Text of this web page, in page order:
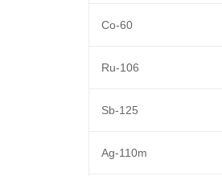
Co-60
Ru-106
Sb-125
Ag-110m